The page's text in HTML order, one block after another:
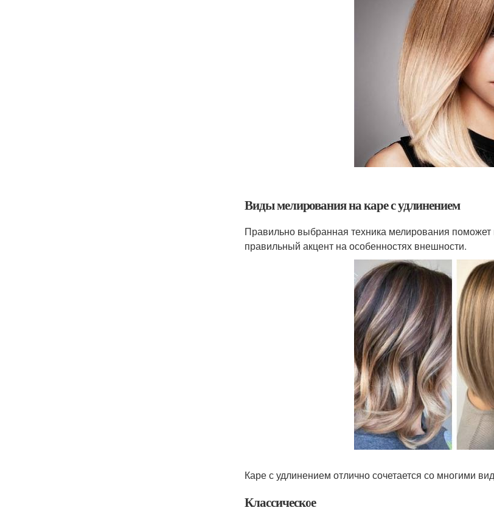
Виды мелирования на каре с удлинением
Правильно выбранная техника мелирования поможет
правильный акцент на особенностях внешности.
Каре с удлинением отлично сочетается со многими
Классическое